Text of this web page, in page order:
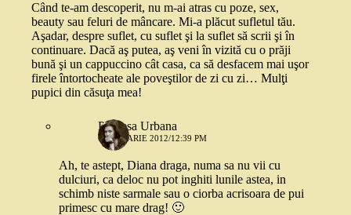
Când te-am descoperit, nu m-ai atras cu poze, sex,
beauty sau feluri de mâncare. Mi-a plăcut sufletul tău.
Aşadar, despre suflet, cu suflet şi la suflet să scrii şi în
continuare. Dacă aş putea, aş veni în vizită cu o prăji
bună şi un cappuccino cât casa, ca să desfacem mai uşor
firele întortocheate ale poveştilor de zi cu zi… Mulţi
pupici din căsuţa mea!
Printesa Urbana
6 IANUARIE 2012/12:39 PM
Ah, te astept, Diana draga, numa sa nu vii cu
dulciuri, ca deloc nu pot inghiti lunile astea, in
schimb niste sarmale sau o ciorba acrisoara de pui
primesc cu mare drag! 🙂